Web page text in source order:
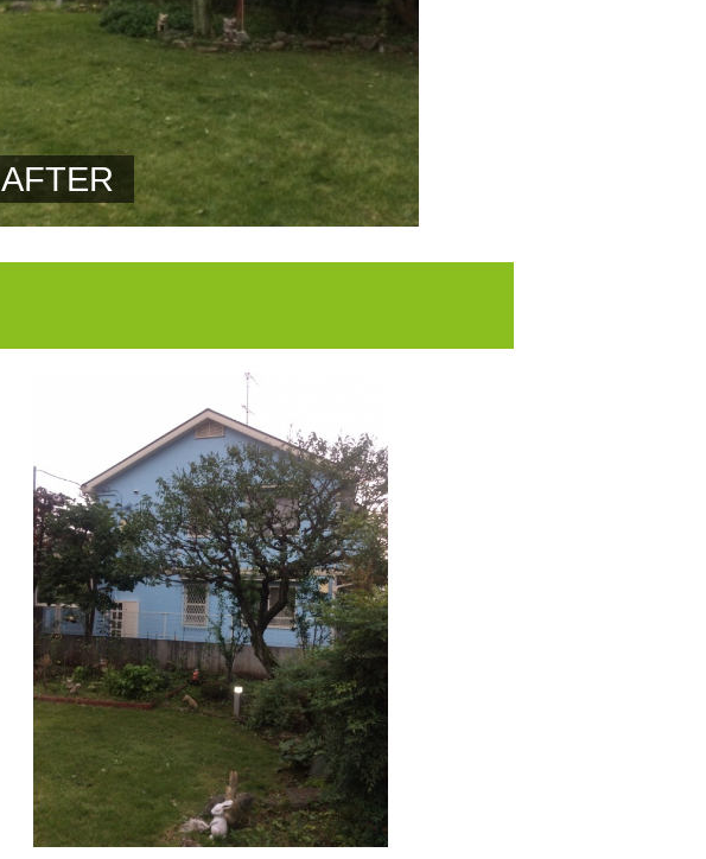
AFTER